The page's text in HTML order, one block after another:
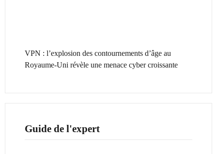
VPN : l’explosion des contournements d’âge au
Royaume-Uni révèle une menace cyber croissante
Guide de l'expert